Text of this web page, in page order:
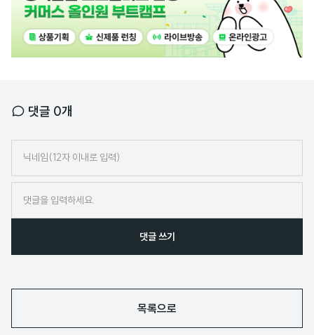
댓글 0개
임
댓글 쓰기
목록으로